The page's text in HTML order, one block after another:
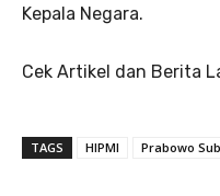
Kepala Negara.
Cek Artikel dan Berita
TAGS HIPMI Prabowo